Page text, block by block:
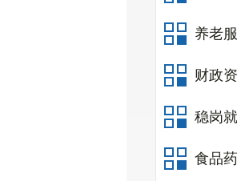
养老
财政
稳岗
食品